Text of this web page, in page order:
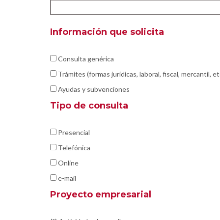
Información que solicita
Consulta genérica
Trámites (formas jurídicas, laboral, fiscal, mercantil,
Ayudas y subvenciones
Tipo de consulta
Presencial
Telefónica
Online
e-mail
Proyecto empresarial